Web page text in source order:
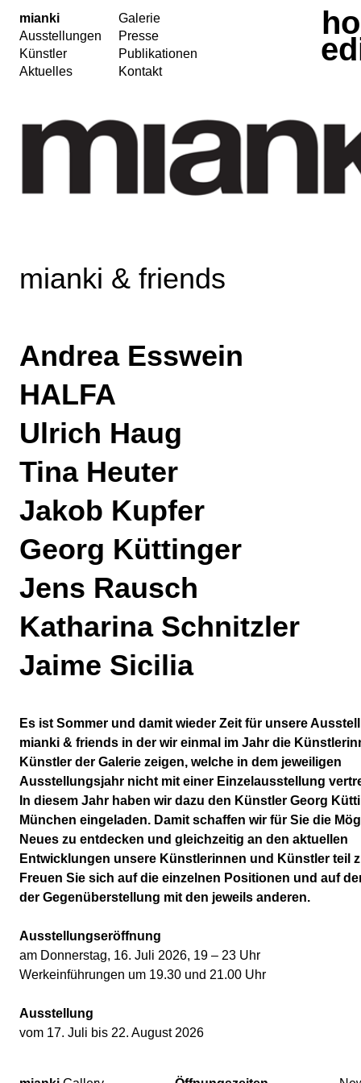
mianki
Ausstellungen
Künstler
Aktuelles
Galerie
Presse
Publikationen
Kontakt
mianki & friends
Andrea Esswein
HALFA
Ulrich Haug
Tina Heuter
Jakob Kupfer
Georg Küttinger
Jens Rausch
Katharina Schnitzler
Jaime Sicilia
Es ist Sommer und damit wieder Zeit für unsere
mianki & friends in der wir einmal im Jahr die
Künstler der Galerie zeigen, welche in dem jeweiligen
Ausstellungsjahr nicht mit einer Einzelausstellung
In diesem Jahr haben wir dazu den Künstler Georg
München eingeladen. Damit schaffen wir für Sie die
Neues zu entdecken und gleichzeitig an den aktuellen
Entwicklungen unsere Künstlerinnen und Künstler teil
Freuen Sie sich auf die einzelnen Positionen und auf
der Gegenüberstellung mit den jeweils anderen.
Ausstellungseröffnung
am Donnerstag, 16. Juli 2026, 19 – 23 Uhr
Werkeinführungen um 19.30 und 21.00 Uhr
Ausstellung
vom 17. Juli bis 22. August 2026